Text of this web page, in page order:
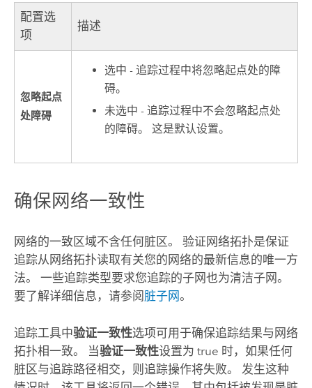
配置选
项
描述
忽略起点
处障碍
选中 - 追踪过程中将忽略起点处的障
碍。
未选中 - 追踪过程中不会忽略起点处
的障碍。 这是默认设置。
确保网络一致性
网络的一致区域不含任何脏区。 验证网络拓扑是保证
追踪从网络拓扑读取有关您的网络的最新信息的唯一方
法。 一些追踪类型要求您追踪的子网也为清洁子网。
要了解详细信息，请参阅 脏子网。
追踪工具中验证一致性选项可用于确保追踪结果与网络
拓扑相一致。 当验证一致性设置为 true 时，如果任何
脏区与追踪路径相交，则追踪操作将失败。 发生这种